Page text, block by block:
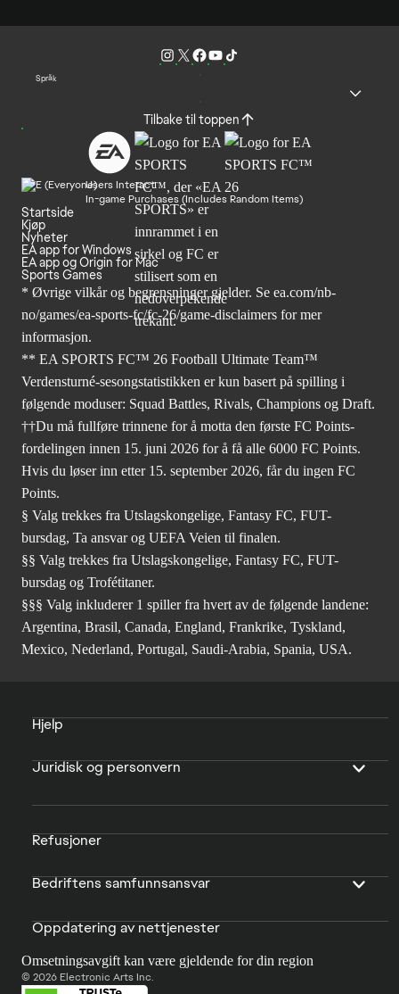
Språk
Tilbake til toppen
Users Interact
In-game Purchases (Includes Random Items)
Startside
Kjøp
Nyheter
EA app for Windows
EA app og Origin for Mac
Sports Games
* Øvrige vilkår og begrensninger gjelder. Se ea.com/nb-
no/games/ea-sports-fc/fc-26/game-disclaimers for mer
informasjon.
** EA SPORTS FC™ 26 Football Ultimate Team™
Verdensturné-sesongstatistikken er kun basert på spilling i
følgende moduser: Squad Battles, Rivals, Champions og Draft.
††Du må fullføre trinnene for å motta den første FC Points-
fordelingen innen 15. juni 2026 for å få alle 6000 FC Points.
Hvis du løser inn etter 15. september 2026, får du ingen FC
Points.
§ Valg trekkes fra Utslagskongelige, Fantasy FC, FUT-
bursdag, Ta ansvar og UEFA Veien til finalen.
§§ Valg trekkes fra Utslagskongelige, Fantasy FC, FUT-
bursdag og Trofétitaner.
§§§ Valg inkluderer 1 spiller fra hvert av de følgende landene:
Argentina, Brasil, Canada, England, Frankrike, Tyskland,
Mexico, Nederland, Portugal, Saudi-Arabia, Spania, USA.
Hjelp
Juridisk og personvern
Refusjoner
Bedriftens samfunnsansvar
Oppdatering av nettjenester
Omsetningsavgift kan være gjeldende for din region
© 2026 Electronic Arts Inc.